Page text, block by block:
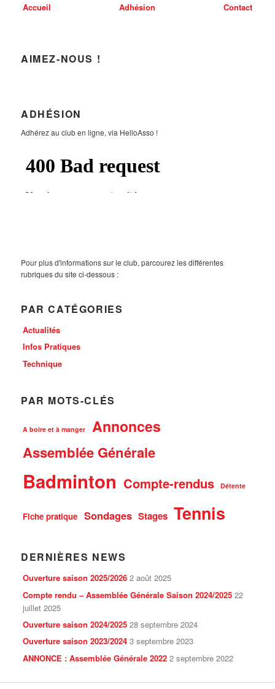
Accueil Adhésion Contact
AIMEZ-NOUS !
ADHÉSION
Adhérez au club en ligne, via HelloAsso !
Pour plus d'informations sur le club, parcourez les différentes
rubriques du site ci-dessous :
PAR CATÉGORIES
Actualités
Infos Pratiques
Technique
PAR MOTS-CLÉS
A boire et à manger Annonces
Assemblée Générale
Badminton Compte-rendus Détente
Fiche pratique Sondages Stages Tennis
DERNIÈRES NEWS
Ouverture saison 2025/2026 2 août 2025
Compte rendu – Assemblée Générale Saison 2024/2025 22
juillet 2025
Ouverture saison 2024/2025 28 septembre 2024
Ouverture saison 2023/2024 3 septembre 2023
ANNONCE : Assemblée Générale 2022 2 septembre 2022